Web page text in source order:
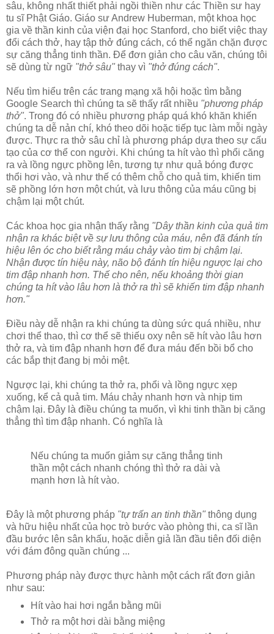
sâu, không nhất thiết phải ngồi thiền như các Thiền sư hay
tu sĩ Phật Giáo. Giáo sư Andrew Huberman, một khoa học
gia về thần kinh của viện đại học Stanford, cho biết việc thay
đổi cách thở, hay tập thở đúng cách, có thể ngăn chặn được
sự căng thẳng tinh thần. Để đơn giản cho câu văn, chúng tôi
sẽ dùng từ ngữ "thở sâu" thay vì "thở đúng cách".
Nếu tìm hiểu trên các trang mạng xã hội hoặc tìm bằng
Google Search thì chúng ta sẽ thấy rất nhiều "phương pháp
thở". Trong đó có nhiều phương pháp quá khó khăn khiến
chúng ta dễ nản chí, khó theo dõi hoặc tiếp tục làm mỗi ngày
được. Thực ra thở sâu chỉ là phương pháp dựa theo sự cấu
tạo của cơ thể con người. Khi chúng ta hít vào thì phổi căng
ra và lồng ngực phồng lên, tương tự như quả bóng được
thổi hơi vào, và như thế có thêm chỗ cho quả tim, khiến tim
sẽ phồng lớn hơn một chút, và lưu thông của máu cũng bị
chậm lại một chút.
Các khoa học gia nhận thấy rằng "Dây thần kinh của quả tim
nhận ra khác biệt về sự lưu thông của máu, nên đã đánh tín
hiệu lên óc cho biết rằng máu chảy vào tim bị chậm lại.
Nhận được tín hiệu này, não bộ đánh tín hiệu ngược lại cho
tim đập nhanh hơn. Thế cho nên, nếu khoảng thời gian
chúng ta hít vào lâu hơn là thở ra thì sẽ khiến tim đập nhanh
hơn."
Điều này dễ nhận ra khi chúng ta dùng sức quá nhiều, như
chơi thể thao, thì cơ thể sẽ thiếu oxy nên sẽ hít vào lâu hơn
thở ra, và tim đập nhanh hơn để đưa máu đến bồi bổ cho
các bắp thịt đang bị mỏi mệt.
Ngược lại, khi chúng ta thở ra, phổi và lồng ngực xẹp
xuống, kể cả quả tim. Máu chảy nhanh hơn và nhịp tim
chậm lại. Đây là điều chúng ta muốn, vì khi tinh thần bị căng
thẳng thì tim đập nhanh. Có nghĩa là
Nếu chúng ta muốn giảm sự căng thẳng tinh
thần một cách nhanh chóng thì thở ra dài và
mạnh hơn là hít vào.
Đây là một phương pháp "tự trấn an tinh thần" thông dụng
và hữu hiệu nhất của học trò bước vào phòng thi, ca sĩ lần
đầu bước lên sân khấu, hoặc diễn giả lần đầu tiên đối diện
với đám đông quần chúng ...
Phương pháp này được thực hành một cách rất đơn giản
như sau:
Hít vào hai hơi ngắn bằng mũi
Thở ra một hơi dài bằng miệng